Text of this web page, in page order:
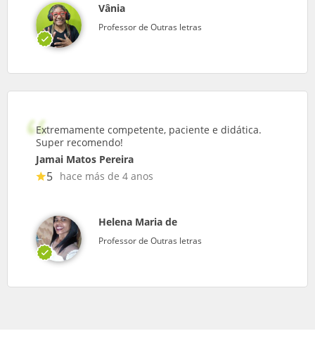
Vânia
Professor de Outras letras
Extremamente competente, paciente e didática.
Super recomendo!
Jamai Matos Pereira
5 hace más de 4 anos
Helena Maria de
Professor de Outras letras